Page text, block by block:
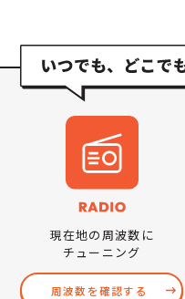
現在地の周波数に
チューニング
周波数を確認する